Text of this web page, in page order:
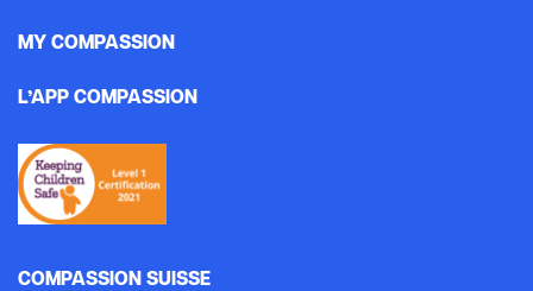
MY COMPASSION
L’APP COMPASSION
COMPASSION SUISSE